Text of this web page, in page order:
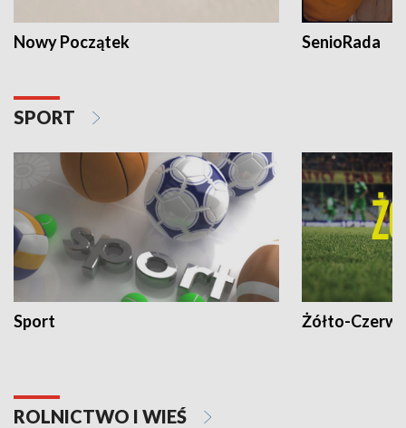
Nowy Początek SenioRada
SPORT
Sport Żółto-
ROLNICTWO I WIEŚ